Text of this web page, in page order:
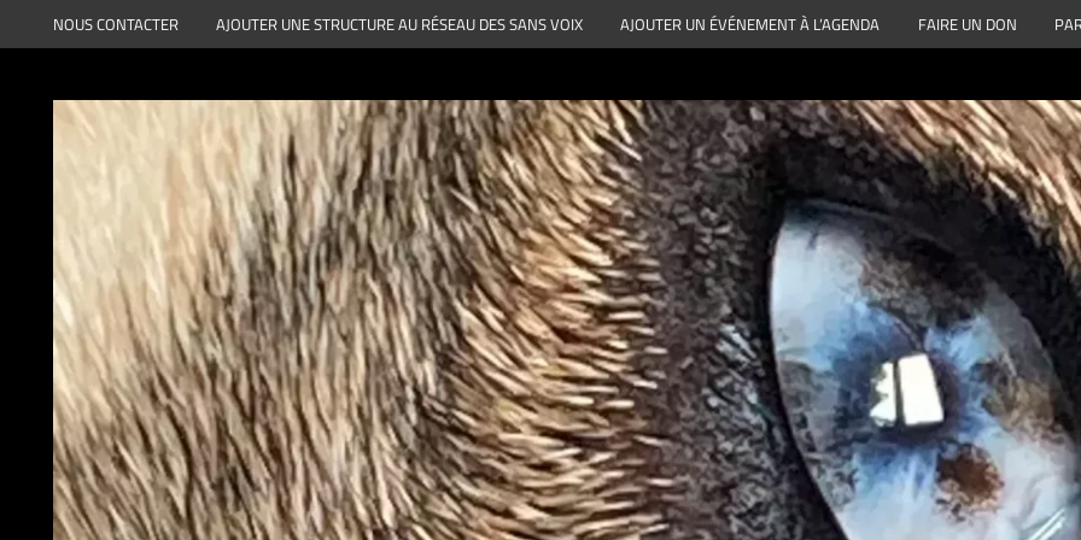
au
NOUS CONTACTER AJOUTER UNE STRUCTURE AU RÉSEAU DES SANS VOIX AJOUTER UN ÉVÉNEMENT À L’AGENDA FAIRE UN DON